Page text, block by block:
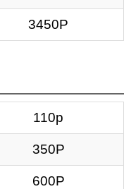
3450P
110p
350P
600P